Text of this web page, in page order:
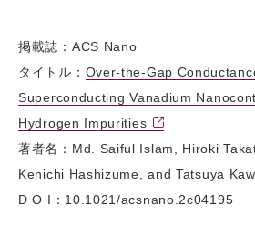
掲載誌：ACS Nano
タイトル： Over-the-Gap
Superconducting Vanadium
Hydrogen Impurities
著者名：Md. Saiful Islam, Hiroki
Kenichi Hashizume, and Tatsuya
D O I：10.1021/acsnano.2c04195